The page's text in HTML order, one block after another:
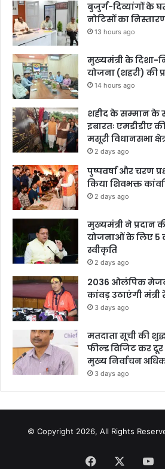
बुजुर्ग-दिव्यांगों के
नोटिसों का
13 hours ago
मुख्यमंत्री के दिशा-
योजना (शहरी) की
14 hours ago
शहीद के सम्मान के
इबारतः एमडीडीए
मसूरी विधानसभा
2 days ago
पुष्पवर्षा और चरण
किया शिवभक्त
2 days ago
मुख्यमंत्री ने प्रदान
योजनाओं के लिए 5
स्वीकृति
2 days ago
2036 ओलंपिक
कांवड़ उठाएंगी मंत्री
3 days ago
मतदाता सूची की
फील्ड विजिट कर
मुख्य निर्वाचन
3 days ago
© Copyright 2026, All Rights
Facebook